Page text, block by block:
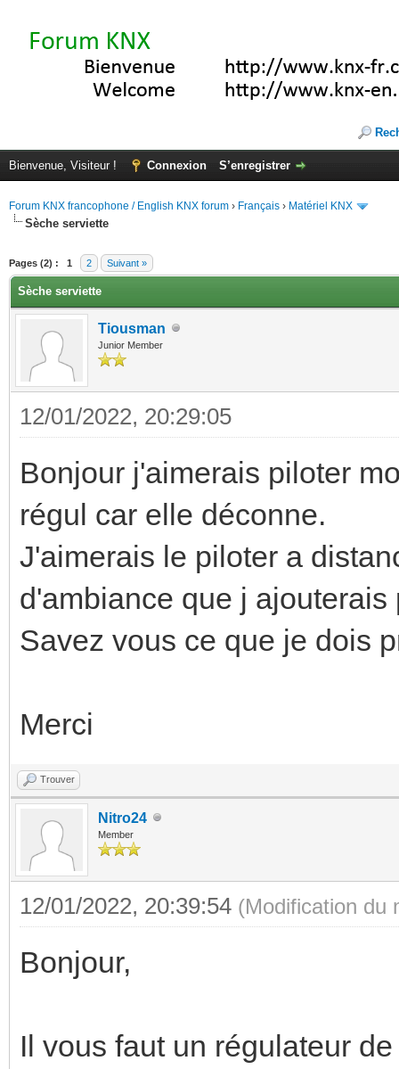
Bienvenue, Visiteur ! Connexion S’enregistrer
Forum KNX francophone / English KNX forum › Français › Matériel KNX
Sèche serviette
Pages (2) : 1 2 Suivant »
Sèche serviette
Tiousman
Junior Member
12/01/2022, 20:29:05
Bonjour j'aimerais piloter
régul car elle déconne.
J'aimerais le piloter a
d'ambiance que j
Savez vous ce que je dois
Merci
Trouver
Nitro24
Member
12/01/2022, 20:39:54 (Modification du
Bonjour,
Il vous faut un régulateur